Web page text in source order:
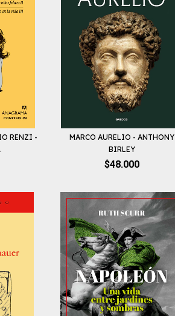
RENZI -
MARCO AURELIO - ANTHONY
BIRLEY
$48.000